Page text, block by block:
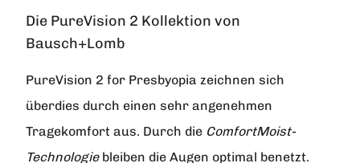
Die PureVision 2 Kollektion von
Bausch+Lomb
PureVision 2 for Presbyopia zeichnen sich
überdies durch einen sehr angenehmen
Tragekomfort aus. Durch die ComfortMoist-
Technologiebleiben die Augen optimal benetzt.